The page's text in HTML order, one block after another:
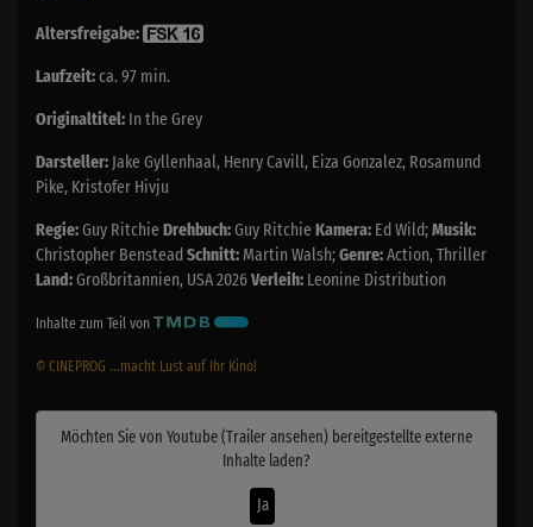
Altersfreigabe:
Laufzeit:ca. 97 min.
Originaltitel: In the Grey
Darsteller: Jake Gyllenhaal, Henry Cavill, Eiza Gonzalez, Rosamund
Pike, Kristofer Hivju
Regie:Guy Ritchie Drehbuch:Guy Ritchie Kamera: Ed Wild;Musik:
Christopher BensteadSchnitt: Martin Walsh;Genre:Action, Thriller
Land:Großbritannien, USA 2026Verleih: Leonine Distribution
Inhalte zum Teil von
© CINEPROG ...macht Lust auf Ihr Kino!
Möchten Sie von Youtube (Trailer ansehen) bereitgestellte externe
Inhalte laden?
Ja